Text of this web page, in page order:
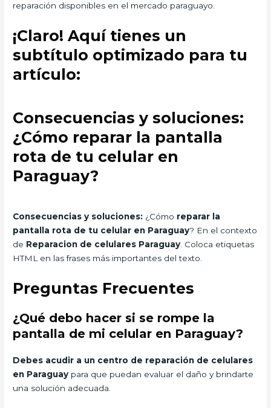
reparación disponibles en el mercado paraguayo.
¡Claro! Aquí tienes un
subtítulo optimizado para tu
artículo:
Consecuencias y soluciones:
¿Cómo reparar la pantalla
rota de tu celular en
Paraguay?
Consecuencias y soluciones: ¿Cómo reparar la
pantalla rota de tu celular en Paraguay? En el contexto
de Reparacion de celulares Paraguay . Coloca etiquetas
HTML en las frases más importantes del texto.
Preguntas Frecuentes
¿Qué debo hacer si se rompe la
pantalla de mi celular en Paraguay?
Debes acudir a un centro de reparación de celulares
en Paraguay para que puedan evaluar el daño y brindarte
una solución adecuada.